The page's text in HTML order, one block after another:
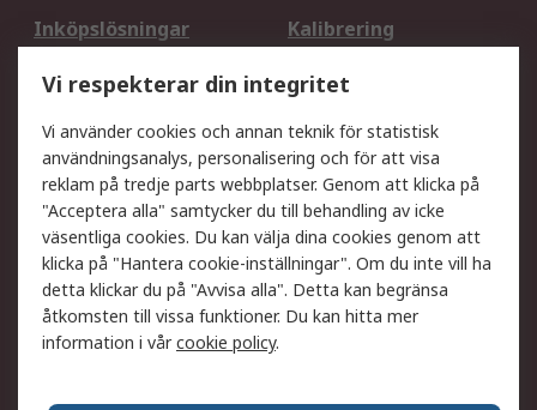
Inköpslösningar
Kalibrering
DesignSpark
Teknisk Support
Ditt lokala säljteam
Exportlösningar
Support
Få hjälp
Retur av varor
Leverans
Spåra din order
Begär en fakturakopi
Fördelar med RS-konto
Betalningsalternativ
Vi respekterar din integritet
Vi använder cookies och annan teknik för statistisk
användningsanalys, personalisering och för att visa
reklam på tredje parts webbplatser. Genom att klicka på
"Acceptera alla" samtycker du till behandling av icke
väsentliga cookies. Du kan välja dina cookies genom att
klicka på "Hantera cookie-inställningar". Om du inte vill ha
detta klickar du på "Avvisa alla". Detta kan begränsa
åtkomsten till vissa funktioner. Du kan hitta mer
information i vårcookie policy.